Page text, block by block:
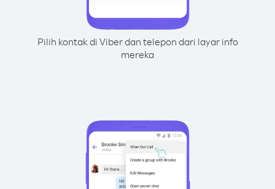
Pilih kontak di Viber dan telepon dari layar info
mereka